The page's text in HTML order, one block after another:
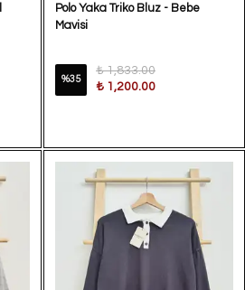
Polo Yaka Triko Bluz - Bebe
Mavisi
%35
₺ 1,833.00
₺ 1,200.00